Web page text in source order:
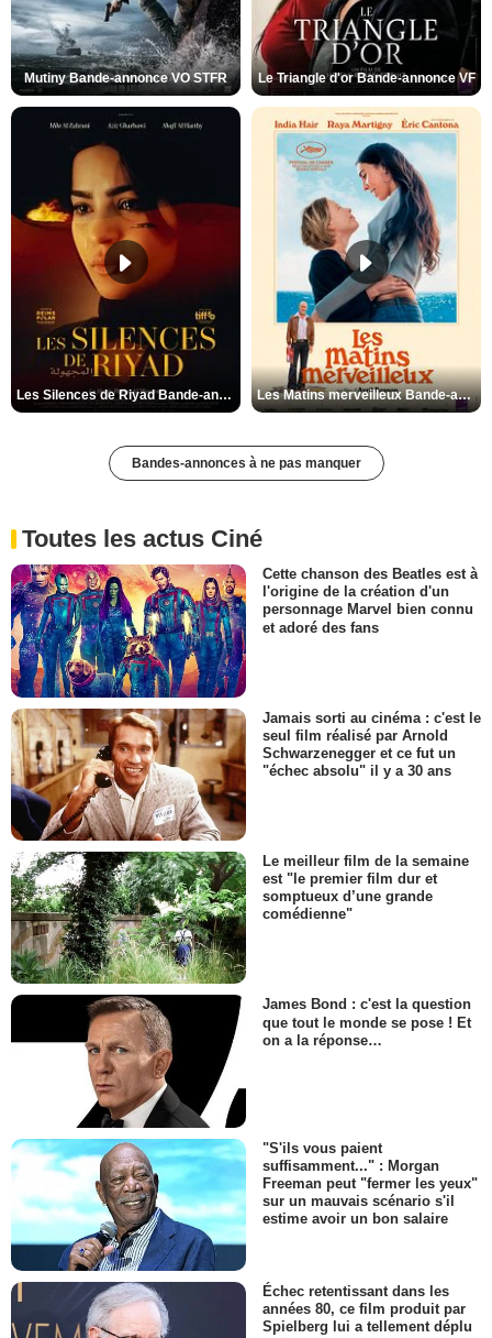
Mutiny Bande-annonce VO STFR Le Triangle d'or Bande-annonce VF
Les Silences de Riyad Bande-annonce VO STFR Les Matins merveilleux Bande-annonce VF
Bandes-annonces à ne pas manquer
Toutes les actus Ciné
Cette chanson des Beatles est à
l'origine de la création d'un
personnage Marvel bien connu
et adoré des fans
Jamais sorti au cinéma : c'est le
seul film réalisé par Arnold
Schwarzenegger et ce fut un
"échec absolu" il y a 30 ans
Le meilleur film de la semaine
est "le premier film dur et
somptueux d’une grande
comédienne"
James Bond : c'est la question
que tout le monde se pose ! Et
on a la réponse…
"S'ils vous paient
suffisamment..." : Morgan
Freeman peut "fermer les yeux"
sur un mauvais scénario s'il
estime avoir un bon salaire
Échec retentissant dans les
années 80, ce film produit par
Spielberg lui a tellement déplu